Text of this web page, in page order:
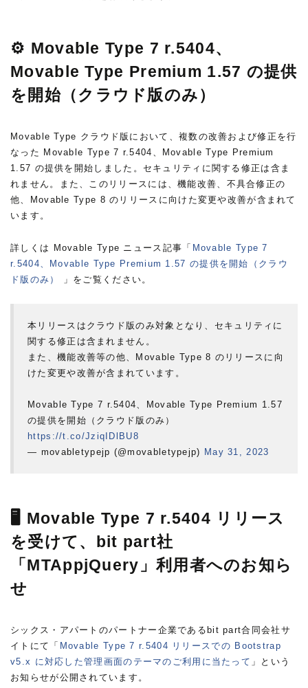
⚙ Movable Type 7 r.5404、
Movable Type Premium 1.57 の提供
を開始（クラウド版のみ）
Movable Type クラウド版において、複数の改善および修正を行
なった Movable Type 7 r.5404、Movable Type Premium
1.57 の提供を開始しました。セキュリティに関する修正は含ま
れません。また、このリリースには、機能改善、不具合修正の
他、Movable Type 8 のリリースに向けた変更や改善が含まれて
います。
詳しくは Movable Type ニュース記事「 Movable Type 7
r.5404、Movable Type Premium 1.57 の提供を開始（クラウ
ド版のみ）
」をご覧ください。
本リリースはクラウド版のみ対象となり、セキュリティに
関する修正は含まれません。
また、機能改善等の他、Movable Type 8 のリリースに向
けた変更や改善が含まれています。
Movable Type 7 r.5404、Movable Type Premium 1.57
の提供を開始（クラウド版のみ）
https://t.co/JziqIDlBU8
— movabletypejp (@movabletypejp) May 31, 2023
🖥 Movable Type 7 r.5404 リリース
を受けて、bit part社
「MTAppjQuery」利用者へのお知ら
せ
シックス・アパートのパートナー企業であるbit part合同会社サ
イトにて「 Movable Type 7 r.5404 リリースでの Bootstrap
v5.x に対応した管理画面のテーマのご利用に当たって 」という
お知らせが公開されています。